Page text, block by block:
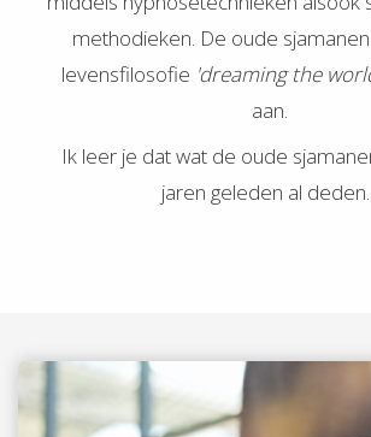
methodieken. De oude
levensfilosofie 'dreaming the
aan.
Ik leer je dat wat de oude
jaren geleden al deden.